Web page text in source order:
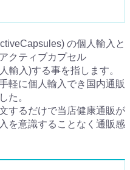
の個人輸入と
クティブカプセル
輸入)する事を指します。
軽に個人輸入でき国内通販
た。
するだけで当店健康通販が
を意識することなく通販感